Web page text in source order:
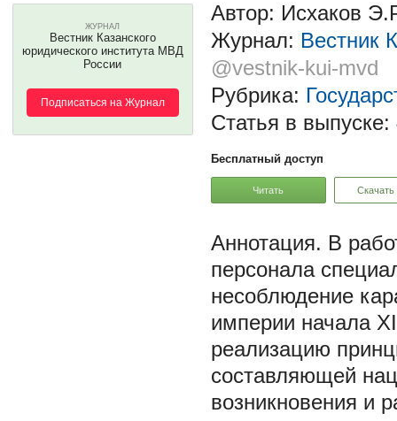
ЖУРНАЛ
Вестник Казанского
юридического института МВД
России
Подписаться на Журнал
Автор: Исхаков
Журнал: Вестник
@vestnik-kui-mvd
Рубрика:
Статья в выпуске:
Бесплатный доступ
Читать Скачать
В
персонала
несоблюдение
империи начала
реализацию
составляющей
возникновения и